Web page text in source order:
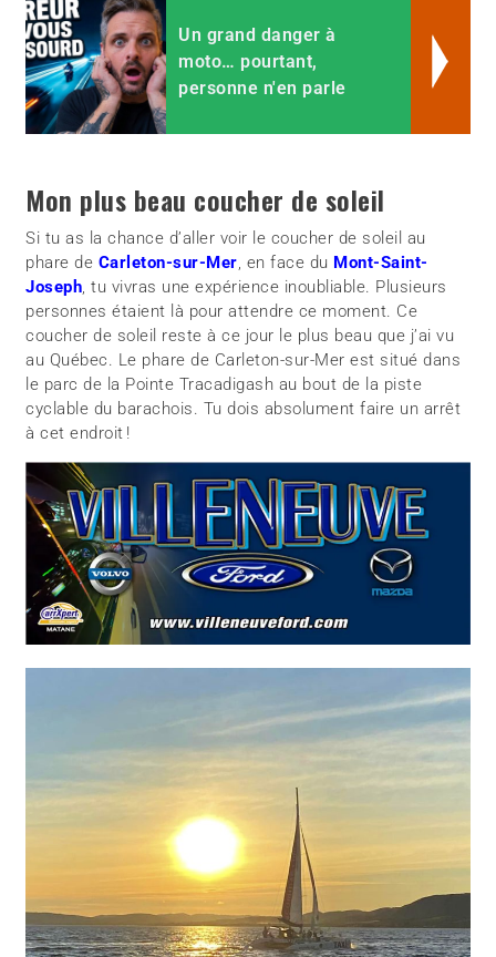
Un grand danger à
moto… pourtant,
personne n'en parle
Mon plus beau coucher de soleil
Si tu as la chance d’aller voir le coucher de soleil au
phare de Carleton-sur-Mer , en face du Mont-Saint-
Joseph , tu vivras une expérience inoubliable. Plusieurs
personnes étaient là pour attendre ce moment. Ce
coucher de soleil reste à ce jour le plus beau que j’ai vu
au Québec. Le phare de Carleton-sur-Mer est situé dans
le parc de la Pointe Tracadigash au bout de la piste
cyclable du barachois. Tu dois absolument faire un arrêt
à cet endroit !